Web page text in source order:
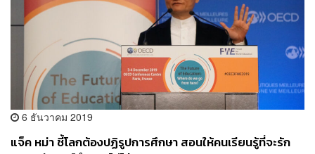
6 ธันวาคม 2019
แจ็ค หม่า ชี้โลกต้องปฏิรูปการศึกษา สอนให้คนเรียนรู้ที่จะรัก